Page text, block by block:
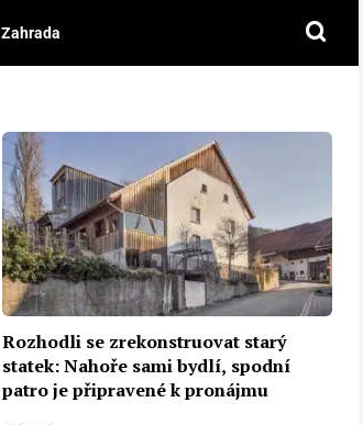
Zahrada
Rozhodli se zrekonstruovat starý
statek: Nahoře sami bydlí, spodní
patro je připravené k pronájmu